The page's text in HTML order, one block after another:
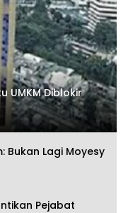
UMKM Diblokir
Bukan Lagi Moyesy
Pejabat